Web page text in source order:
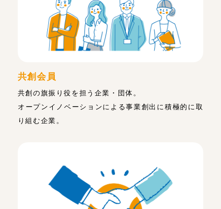
共創会員
共創の旗振り役を担う企業・団体。
オープンイノベーションによる事業創出に積極的に取
り組む企業。